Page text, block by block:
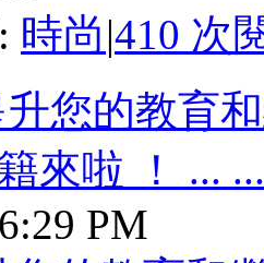
時尚|410 次
您的教育
來啦 ！ ... ...
PM